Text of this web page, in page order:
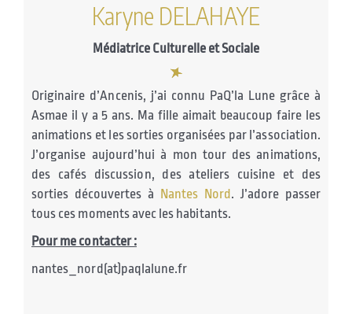
Karyne DELAHAYE
Médiatrice Culturelle et Sociale
Originaire d’Ancenis, j’ai connu PaQ’la Lune grâce à
Asmae il y a 5 ans. Ma fille aimait beaucoup faire les
animations et les sorties organisées par l’association.
J’organise aujourd’hui à mon tour des animations,
des cafés discussion, des ateliers cuisine et des
sorties découvertes à Nantes Nord. J’adore passer
tous ces moments avec les habitants.
Pour me contacter :
nantes_nord(at)paqlalune.fr